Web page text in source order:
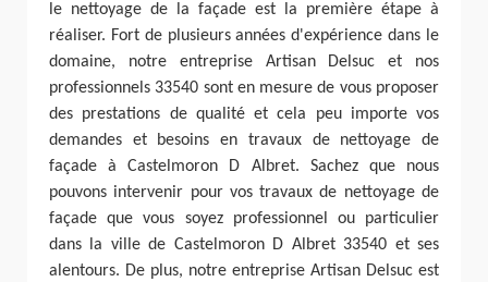
le nettoyage de la façade est la première étape à
réaliser. Fort de plusieurs années d'expérience dans le
domaine, notre entreprise Artisan Delsuc et nos
professionnels 33540 sont en mesure de vous proposer
des prestations de qualité et cela peu importe vos
demandes et besoins en travaux de nettoyage de
façade à Castelmoron D Albret. Sachez que nous
pouvons intervenir pour vos travaux de nettoyage de
façade que vous soyez professionnel ou particulier
dans la ville de Castelmoron D Albret 33540 et ses
alentours. De plus, notre entreprise Artisan Delsuc est